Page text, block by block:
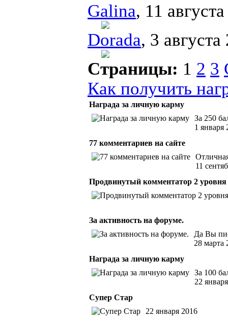
Galina, 11
Dorada, 3
Страницы: 1 2 3
Как получить
Награда за личную карму
За 250
1 января
77 комментариев на сайте
11
Продвинутый комментатор 2 уровня
За активность на форуме.
Да Вы
28 марта
Награда за личную карму
За 100
22
Супер Стар
22 января 2016